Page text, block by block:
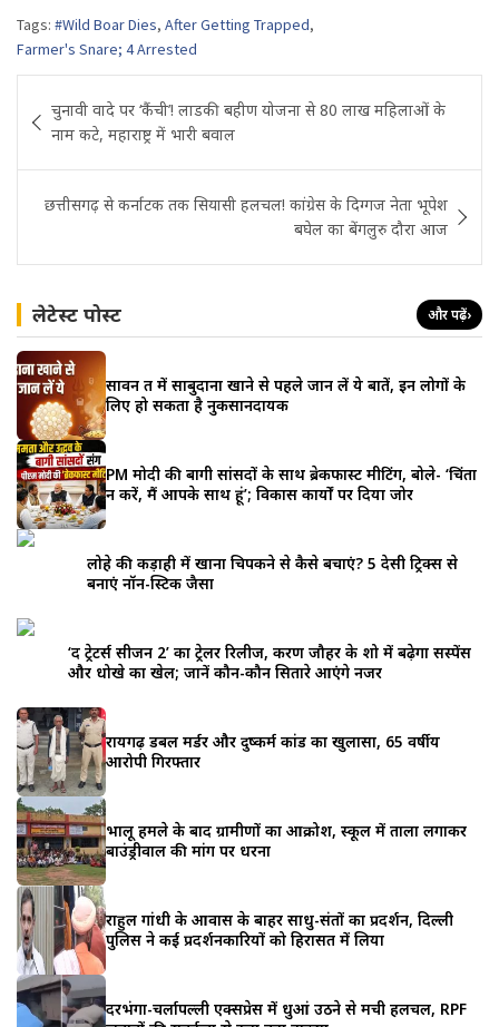
Tags: #Wild Boar Dies, After Getting Trapped,
Farmer's Snare; 4 Arrested
navigation
चुनावी वादे पर ‘कैंची’! लाडकी बहीण योजना से 80 लाख महिलाओं के
नाम कटे, महाराष्ट्र में भारी बवाल
छत्तीसगढ़ से कर्नाटक तक सियासी हलचल! कांग्रेस के दिग्गज नेता भूपेश
बघेल का बेंगलुरु दौरा आज
लेटेस्ट पोस्ट और पढ़ें›
सावन व्रत में साबुदाना खाने से पहले जान लें ये बातें, इन लोगों के
लिए हो सकता है नुकसानदायक
PM मोदी की बागी सांसदों के साथ ब्रेकफास्ट मीटिंग, बोले- ‘चिंता
न करें, मैं आपके साथ हूं’; विकास कार्यों पर दिया जोर
लोहे की कड़ाही में खाना चिपकने से कैसे बचाएं? 5 देसी ट्रिक्स से
बनाएं नॉन-स्टिक जैसा
‘द ट्रेटर्स सीजन 2’ का ट्रेलर रिलीज, करण जौहर के शो में बढ़ेगा सस्पेंस
और धोखे का खेल; जानें कौन-कौन सितारे आएंगे नजर
रायगढ़ डबल मर्डर और दुष्कर्म कांड का खुलासा, 65 वर्षीय
आरोपी गिरफ्तार
भालू हमले के बाद ग्रामीणों का आक्रोश, स्कूल में ताला लगाकर
बाउंड्रीवाल की मांग पर धरना
राहुल गांधी के आवास के बाहर साधु-संतों का प्रदर्शन, दिल्ली
पुलिस ने कई प्रदर्शनकारियों को हिरासत में लिया
दरभंगा-चर्लापल्ली एक्सप्रेस में धुआं उठने से मची हलचल, RPF